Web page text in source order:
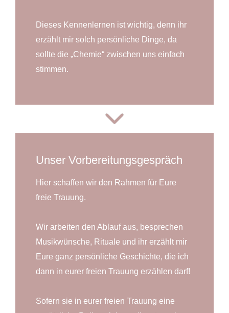
Dieses Kennenlernen ist wichtig, denn ihr
erzählt mir solch persönliche Dinge, da
sollte die „Chemie“ zwischen uns einfach
stimmen.
Unser Vorbereitungsgespräch
Hier schaffen wir den Rahmen für Eure
freie Trauung.
Wir arbeiten den Ablauf aus, besprechen
Musikwünsche, Rituale und ihr erzählt mir
Eure ganz persönliche Geschichte, die ich
dann in eurer freien Trauung erzählen darf!
Sofern sie in eurer freien Trauung eine